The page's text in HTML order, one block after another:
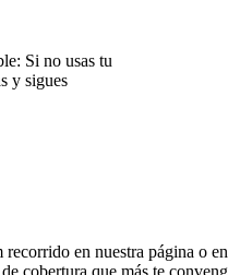
Si no usas tu
y sigues
en nuestra página o
cobertura que más te